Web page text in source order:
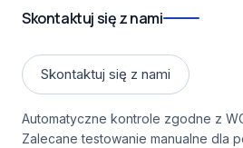
Skontaktuj się z nami
Skontaktuj się z nami
Automatyczne kontrole zgodne z
Zalecane testowanie manualne dla